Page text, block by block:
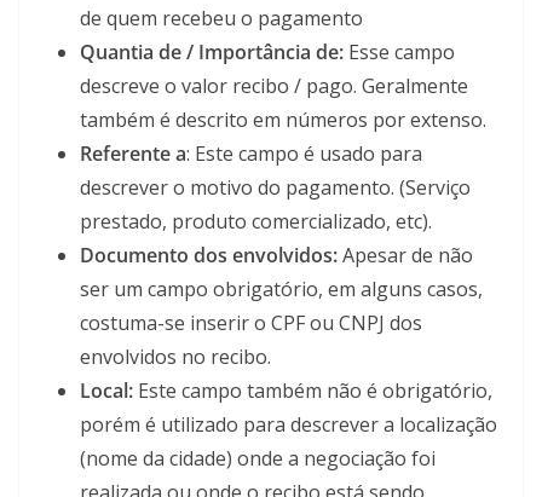
de quem recebeu o pagamento
Quantia de / Importância de: Esse campo
descreve o valor recibo / pago. Geralmente
também é descrito em números por extenso.
Referente a: Este campo é usado para
descrever o motivo do pagamento. (Serviço
prestado, produto comercializado, etc).
Documento dos envolvidos:Apesar de não
ser um campo obrigatório, em alguns casos,
costuma-se inserir o CPF ou CNPJ dos
envolvidos no recibo.
Local: Este campo também não é obrigatório,
porém é utilizado para descrever a localização
(nome da cidade) onde a negociação foi